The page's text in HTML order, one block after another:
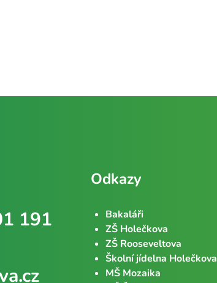
191
Odkazy
Bakaláři
ZŠ Holečkova
ZŠ Rooseveltova
Školní jídelna Holečkova
MŠ Mozaika